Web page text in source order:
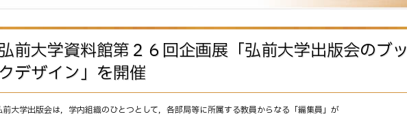
前大学資料館第２６回企画展「弘前大学出版会のブッ
クデザイン」を開催
前大学出版会は，学内組織のひとつとして，各部局等に所属する教員からなる「編集員」が